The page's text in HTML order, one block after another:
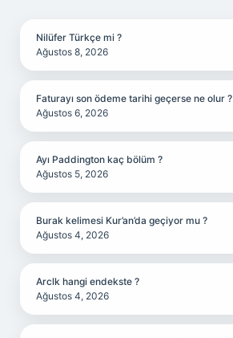
Nilüfer Türkçe mi ?
Ağustos 8, 2026
Faturayı son ödeme tarihi geçerse ne olur ?
Ağustos 6, 2026
Ayı Paddington kaç bölüm ?
Ağustos 5, 2026
Burak kelimesi Kur’an’da geçiyor mu ?
Ağustos 4, 2026
Arclk hangi endekste ?
Ağustos 4, 2026